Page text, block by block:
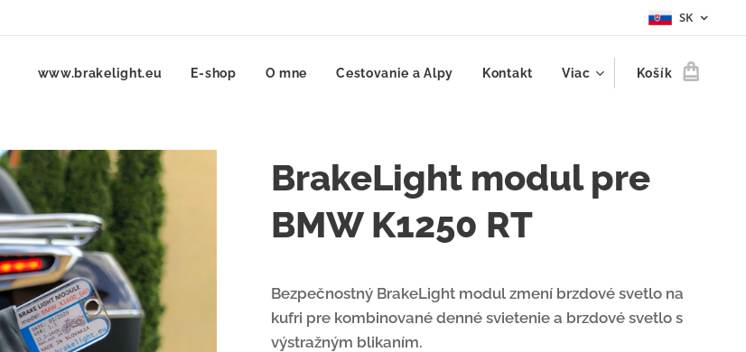
SK
www.brakelight.eu E-shop O mne Cestovanie a Alpy Kontakt Viac Košík
BrakeLight modul pre
BMW K1250 RT
Bezpečnostný BrakeLight modul zmení brzdové svetlo na
kufri pre kombinované denné svietenie a brzdové svetlo s
výstražným blikaním.